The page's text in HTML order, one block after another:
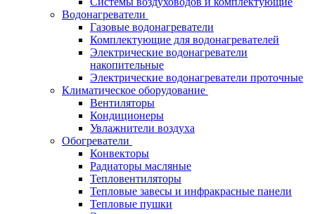
Водонагреватели
Газовые водонагреватели
Комплектующие для водонагревателей
Электрические водонагреватели
накопительные
Электрические водонагреватели проточные
Климатическое оборудование
Вентиляторы
Кондиционеры
Увлажнители воздуха
Обогреватели
Конвекторы
Радиаторы масляные
Тепловентиляторы
Тепловые завесы и инфракрасные панели
Тепловые пушки